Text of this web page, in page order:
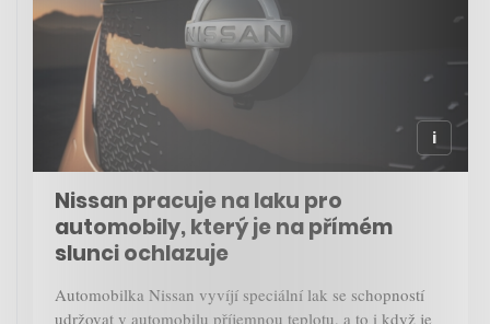
Nissan pracuje na laku pro
automobily, který je na přímém
slunci ochlazuje
Automobilka Nissan vyvíjí speciální lak se schopností
udržovat v automobilu příjemnou teplotu, a to i když je